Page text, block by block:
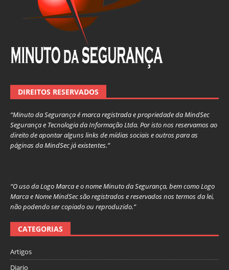
DIREITOS RESERVADOS
“Minuto da Segurança é marca registrada e propriedade da MindSec
Segurança e Tecnologia da Informação Ltda. Por isto nos reservamos ao
direito de apontar alguns links de mídias sociais e outros para as
páginas da MindSec já existentes.”
“O uso da Logo Marca e o nome Minuto da Segurança, bem como Logo
Marca e Nome MindSec são registrados e reservados nos termos da lei,
não podendo ser copiado ou reproduzido.”
CATEGORIAS
Artigos
Diario